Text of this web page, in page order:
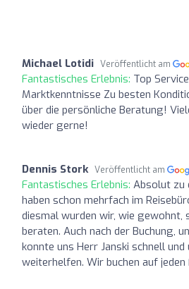
Michael Lotidi Veröffentlicht am
Fantastisches Erlebnis: Top
Marktkenntnisse Zu besten
über die persönliche Beratung!
wieder gerne!
Dennis Stork Veröffentlicht am
Fantastisches Erlebnis: Absolut zu
haben schon mehrfach im
diesmal wurden wir, wie gewohnt,
beraten. Auch nach der Buchung,
konnte uns Herr Janski schnell
weiterhelfen. Wir buchen auf